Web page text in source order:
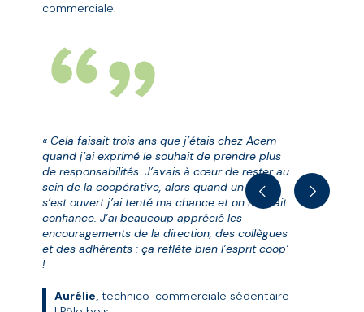
commerciale.
« Cela faisait trois ans que j’étais chez Acem
quand j’ai exprimé le souhait de prendre plus
de responsabilités. J’avais à cœur de rester au
sein de la coopérative, alors quand un poste
s’est ouvert j’ai tenté ma chance et on m’a fait
confiance. J’ai beaucoup apprécié les
encouragements de la direction, des collègues
et des adhérents : ça reflète bien l’esprit coop’
!
Aurélie, technico-commerciale sédentaire